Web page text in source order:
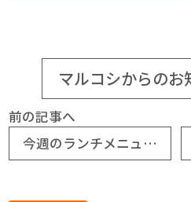
マルコシからのお
前の記事へ
今週のランチメニュー 2026.5.25～5.29